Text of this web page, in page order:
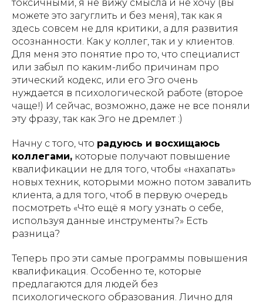
токсичными, я не вижу смысла и не хочу (вы
можете это загуглить и без меня), так как я
здесь совсем не для критики, а для развития
осознанности. Как у коллег, так и у клиентов.
Для меня это понятие про то, что специалист
или забыл по каким-либо причинам про
этический кодекс, или его Эго очень
нуждается в психологической работе (второе
чаще!) И сейчас, возможно, даже не все поняли
эту фразу, так как Эго не дремлет :)
Начну с того, что радуюсь и восхищаюсь
коллегами, которые получают повышение
квалификации не для того, чтобы «нахапать»
новых техник, которыми можно потом завалить
клиента, а для того, чтоб в первую очередь
посмотреть «Что ещё я могу узнать о себе,
используя данные инструменты?» Есть
разница?
Теперь про эти самые программы повышения
квалификация. Особенно те, которые
предлагаются для людей без
психологического образования. Лично для